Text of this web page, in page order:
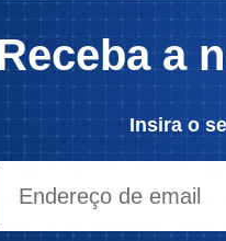
sobre estes
o Ryzen 7 5700X,
núcleos e 16
Já os restantes,
a
Insira o